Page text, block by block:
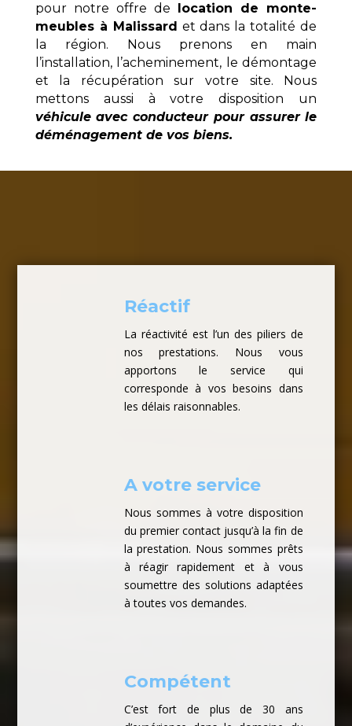
pour notre offre de
location de monte-
meubles à Malissard et dans la totalité de
la région. Nous prenons en main
l’installation, l’acheminement, le démontage
et la récupération sur votre site. Nous
mettons aussi à votre disposition un
véhicule avec conducteur pour assurer le
déménagement de vos biens.
Réactif
La réactivité est l’un des piliers de
nos prestations. Nous vous
apportons le service qui
corresponde à vos besoins dans
les délais raisonnables.
A votre service
Nous sommes à votre disposition
du premier contact jusqu’à la fin de
la prestation. Nous sommes prêts
à réagir rapidement et à vous
soumettre des solutions adaptées
à toutes vos demandes.
Compétent
C’est fort de plus de 30 ans